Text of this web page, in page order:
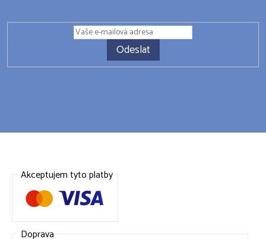
Odeslat
Akceptujem tyto platby
Doprava